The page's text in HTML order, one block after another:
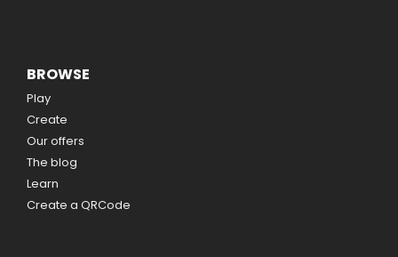
BROWSE
Play
Create
Our offers
The blog
Learn
Create a QRCode